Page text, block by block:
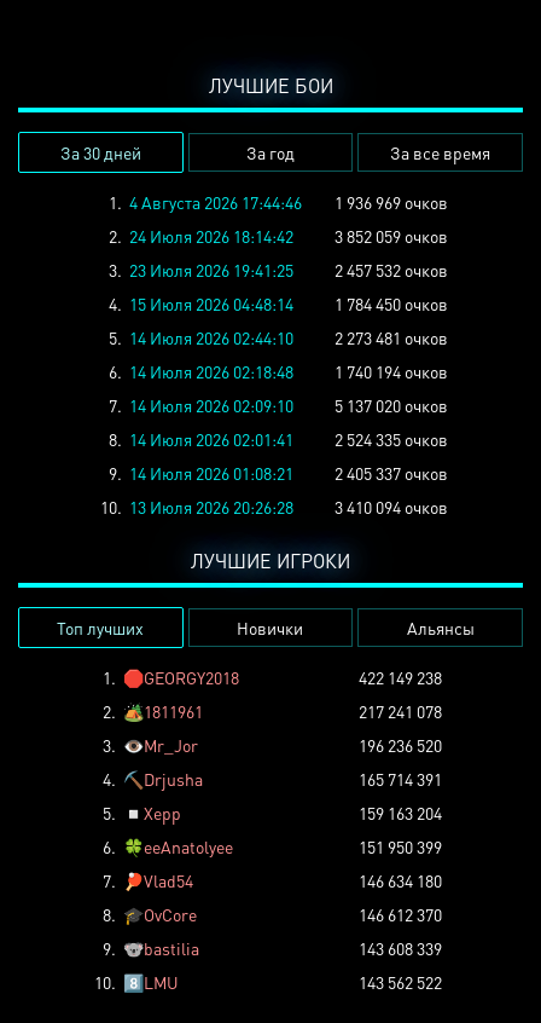
ЛУЧШИЕ БОИ
За 30 дней За год За все время
1. 4 Августа 2026 17:44:46
1 936 969 очков
2. 24 Июля 2026 18:14:42
3 852 059 очков
3. 23 Июля 2026 19:41:25
2 457 532 очков
4. 15 Июля 2026 04:48:14
1 784 450 очков
5. 14 Июля 2026 02:44:10
2 273 481 очков
6. 14 Июля 2026 02:18:48
1 740 194 очков
7. 14 Июля 2026 02:09:10
5 137 020 очков
8. 14 Июля 2026 02:01:41
2 524 335 очков
9. 14 Июля 2026 01:08:21
2 405 337 очков
10. 13 Июля 2026 20:26:28 3 410 094 очков
ЛУЧШИЕ ИГРОКИ
Топ лучших Новички Альянсы
1. 🛑GEORGY2018
422 149 238
2. 🏕️1811961
217 241 078
3. 👁️Mr_Jor
196 236 520
4. ⛏️ Drjusha
165 714 391
5.
◽ Xepp
159 163 204
6. 🍀eeAnatolyee
151 950 399
7.
🏓Vlad54
146 634 180
8. 🎓OvCore
146 612 370
9. 🐨bastilia
143 608 339
10. 8️⃣LMU 143 562 522